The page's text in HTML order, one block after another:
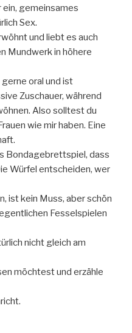
ein, gemeinsames
Sex.
und liebt es auch
Mundwerk in höhere
oral und ist
Zuschauer, während
Also solltest du
wie mir haben. Eine
Bondagebrettspiel, dass
Würfel entscheiden, wer
ist kein Muss, aber schön
Fesselspielen
nicht gleich am
möchtest und erzähle